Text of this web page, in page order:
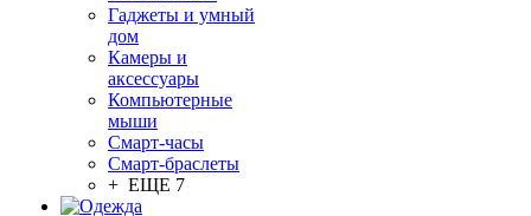
Гаджеты и умный
дом
Камеры и
аксессуары
Компьютерные
мыши
Смарт-часы
Смарт-браслеты
+ ЕЩЕ 7